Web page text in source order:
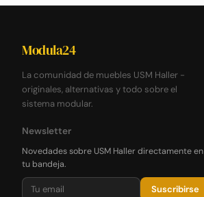
Modula24
La comunidad de muebles USM Haller -
originales, alternativas y todo sobre el
sistema modular.
Newsletter
Novedades sobre USM Haller directamente en
tu bandeja.
Suscribirse